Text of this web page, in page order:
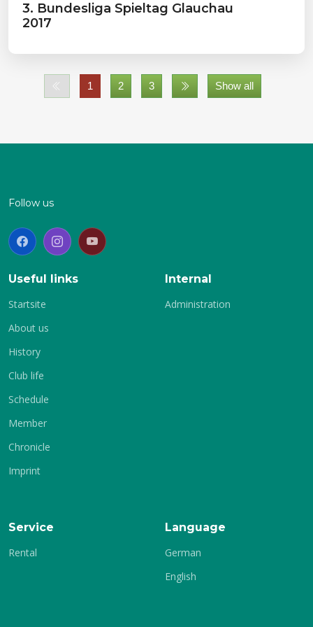
3. Bundesliga Spieltag Glauchau
2017
1 2 3 Show all
Follow us
Useful links
Startsite
About us
History
Club life
Schedule
Member
Chronicle
Imprint
Internal
Administration
Service
Rental
Language
German
English